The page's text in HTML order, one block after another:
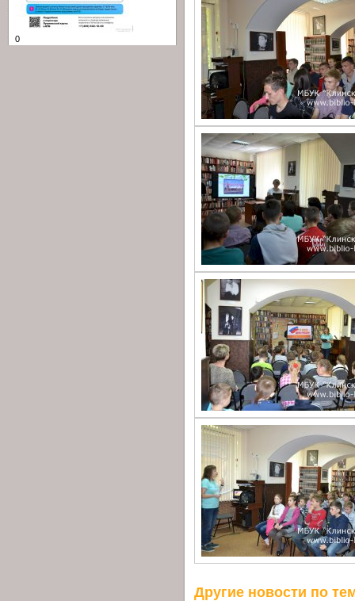
Другие новости по
0